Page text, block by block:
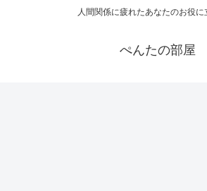
人間関係に疲れたあなたのお役に
ぺんたの部屋